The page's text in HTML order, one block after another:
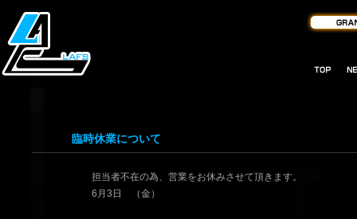
臨時休業について
担当者不在の為、営業をお休みさせて頂きます。
6月3日 （金）